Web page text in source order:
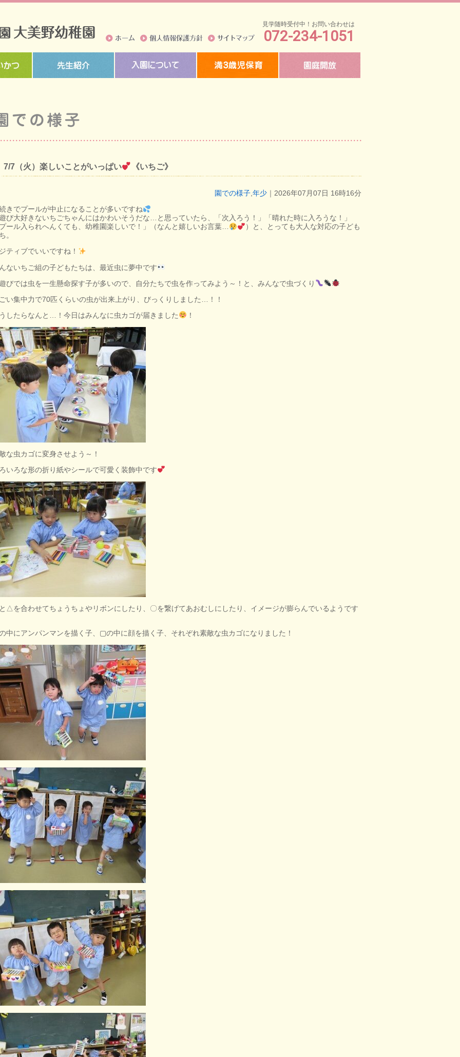
見学随時受付中！お問い合わせは
072-234-1051
7/7（火）楽しいことがいっぱい 《いちご》
園での様子,年少 ｜2026年07月07日 16時16分
きでプールが中止になることが多いですね
び大好きないちごちゃんにはかわいそうだな…と思っていたら、「次入ろう！」「晴れた時に入ろうな！」
ール入られへんくても、幼稚園楽しいで！」（なんと嬉しいお言葉…
）と、とっても大人な対応の子ども
。
ティブでいいですね！
ないちご組の子どもたちは、最近虫に夢中です
びでは虫を一生懸命探す子が多いので、自分たちで虫を作ってみよう～！と、みんなで虫づくり
い集中力で70匹くらいの虫が出来上がり、びっくりしました…！！
したらなんと…！今日はみんなに虫カゴが届きました
！
な虫カゴに変身させよう～！
いろな形の折り紙やシールで可愛く装飾中です
△を合わせてちょうちょやリボンにしたり、〇を繋げてあおむしにしたり、イメージが膨らんでいるようです
中にアンパンマンを描く子、▢の中に顔を描く子、それぞれ素敵な虫カゴになりました！